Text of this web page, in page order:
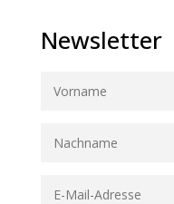
Newsletter